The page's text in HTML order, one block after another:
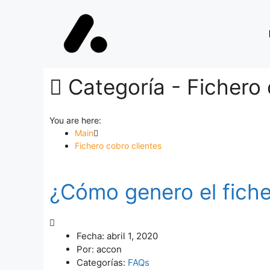
Categoría - Fichero
You are here:
Main
Fichero cobro clientes
¿Cómo genero el
Fecha: abril 1, 2020
Por: accon
Categorías: FAQs